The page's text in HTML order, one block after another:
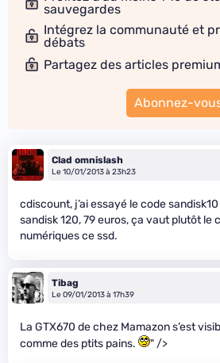
sauvegardes
Intégrez la communauté et
débats
Partagez des articles
Abonnez-
Clad omnislash
Le 10/01/2013 à 23h23
cdiscount, j’ai essayé le code
sandisk 120, 79 euros, ça vaut plutôt le
numériques ce ssd.
Tibag
Le 09/01/2013 à 17h39
La GTX670 de chez Mamazon s’est
comme des ptits pains.
" />